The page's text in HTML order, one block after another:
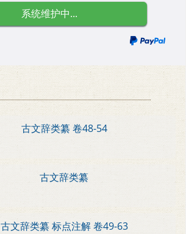
系统维护中...
古文辞类纂 卷48-54
古文辞类纂
古文辞类纂 标点注解 卷49-63